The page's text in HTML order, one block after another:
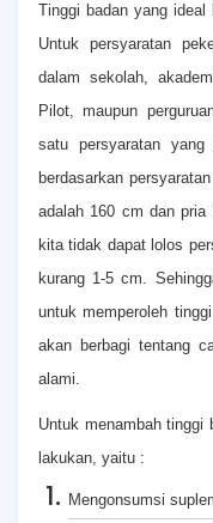
Tinggi badan yang ideal
Untuk persyaratan
dalam sekolah,
Pilot, maupun
satu persyaratan
berdasarkan
adalah 160 cm dan
kita tidak dapat lolos
kurang 1-5 cm.
untuk memperoleh
akan berbagi tentang
alami.
Untuk menambah
lakukan, yaitu :
Mengonsumsi